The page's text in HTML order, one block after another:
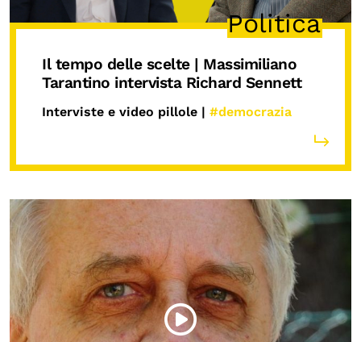
Politica
Il tempo delle scelte | Massimiliano
Tarantino intervista Richard Sennett
Interviste e video pillole | #democrazia